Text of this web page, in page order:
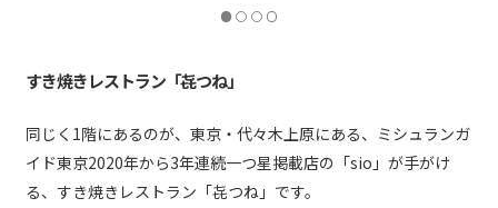
すき焼きレストラン「㐂つね」
同じく1階にあるのが、東京・代々木上原にある、ミシュランガ
イド東京2020年から3年連続一つ星掲載店の「sio」が手がけ
る、すき焼きレストラン「㐂つね」です。